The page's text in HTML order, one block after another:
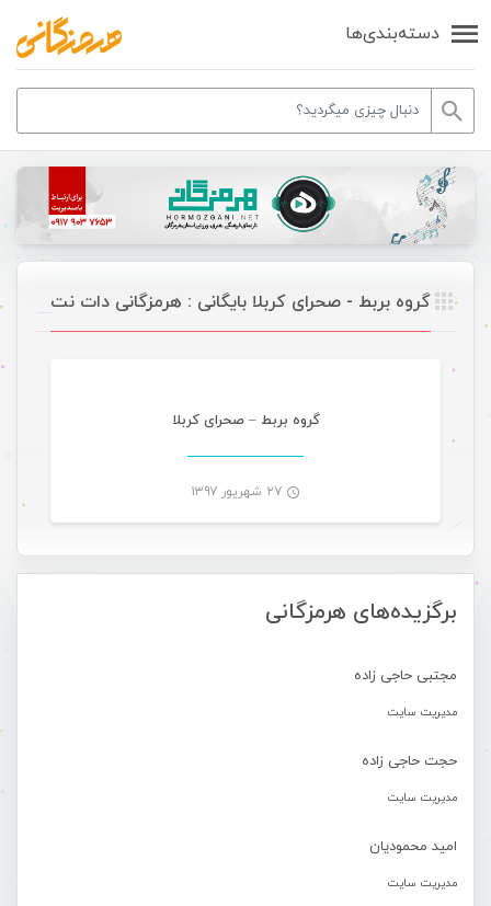
دسته‌بندی‌ها
برگزیده‌های هرمزگانی
مجتبی حاجی زاده
مدیریت سایت
حجت حاجی زاده
مدیریت سایت
امید محمودیان
مدیریت سایت
گروه بربط - صحرای کربلا بایگانی : هرمزگانی دات نت
گروه بربط – صحرای کربلا
۲۷ شهریور ۱۳۹۷